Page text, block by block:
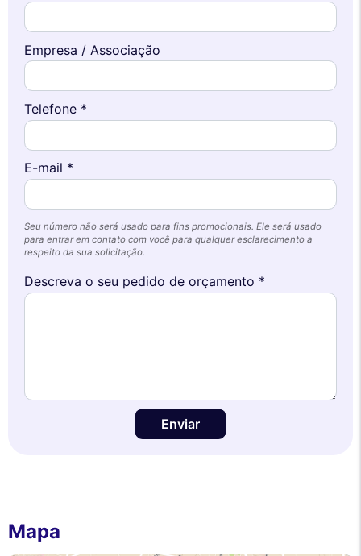
Empresa / Associação
Telefone *
E-mail *
Seu número não será usado para fins promocionais. Ele será usado
para entrar em contato com você para qualquer esclarecimento a
respeito da sua solicitação.
Descreva o seu pedido de orçamento *
Enviar
Mapa